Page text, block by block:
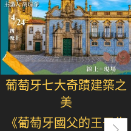
葡萄牙七大奇蹟建築之
美
《葡萄牙國父的王子復